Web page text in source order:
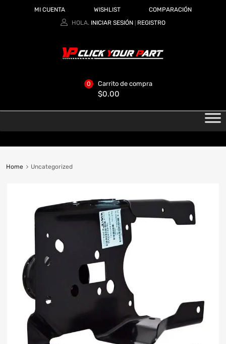
MI CUENTA WISHLIST
COMPARACIÓN
HOLA. INICIAR SESIÓN REGISTRO
Carrito de compra
$0.00
0
Home Uncategorized